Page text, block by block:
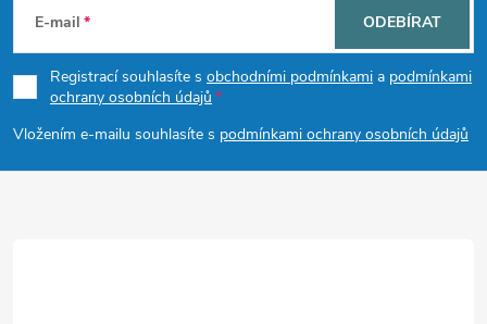
p
a
t
E-mail
Registrací souhlasíte s obchodními podmínkami a podmínkami
ochrany osobních údajů
Vložením e-mailu souhlasíte s podmínkami ochrany osobních údajů
ODEBÍRAT